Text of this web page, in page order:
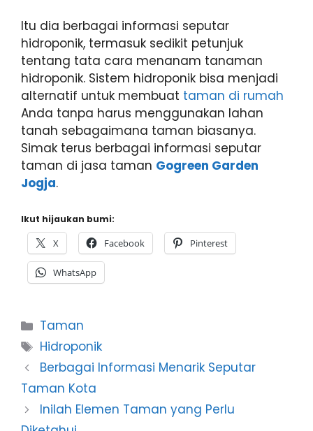
Itu dia berbagai informasi seputar
hidroponik, termasuk sedikit petunjuk
tentang tata cara menanam tanaman
hidroponik. Sistem hidroponik bisa menjadi
alternatif untuk membuat taman di rumah
Anda tanpa harus menggunakan lahan
tanah sebagaimana taman biasanya.
Simak terus berbagai informasi seputar
taman di jasa taman Gogreen Garden
Jogja.
Ikut hijaukan bumi:
X Facebook Pinterest
WhatsApp
Categories
Taman
Tags
Hidroponik
Berbagai Informasi Menarik Seputar
Taman Kota
Inilah Elemen Taman yang Perlu